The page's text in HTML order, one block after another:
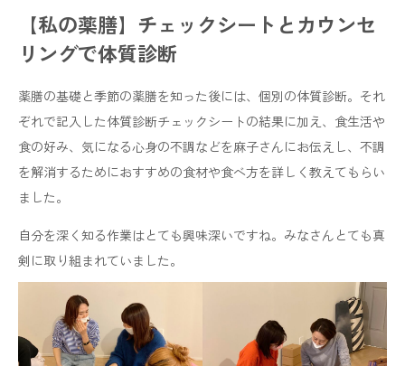
【私の薬膳】チェックシートとカウンセ
リングで体質診断
薬膳の基礎と季節の薬膳を知った後には、個別の体質診断。それ
ぞれで記入した体質診断チェックシートの結果に加え、食生活や
食の好み、気になる心身の不調などを麻子さんにお伝えし、不調
を解消するためにおすすめの食材や食べ方を詳しく教えてもらい
ました。
自分を深く知る作業はとても興味深いですね。みなさんとても真
剣に取り組まれていました。